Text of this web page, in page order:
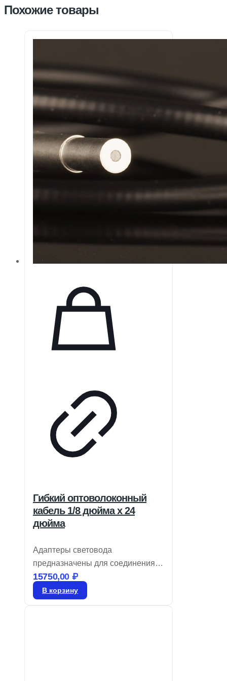
Похожие товары
Гибкий оптоволоконный
кабель 1/8 дюйма x 24
дюйма
Адаптеры световода
предназначены для соединения
низкопрофильных волоконно-
оптических линейных
15750,00 ₽
В корзину